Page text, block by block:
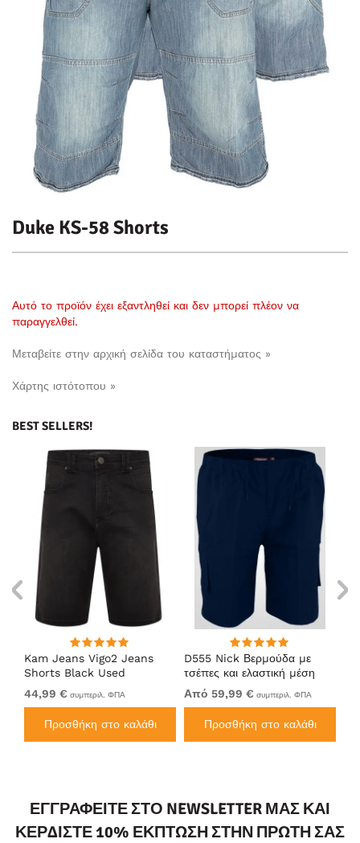
Duke KS-58 Shorts
Αυτό το προϊόν έχει εξαντληθεί και δεν μπορεί πλέον να
παραγγελθεί.
Μεταβείτε στην αρχική σελίδα του καταστήματος »
Χάρτης ιστότοπου »
BEST SELLERS!
Kam Jeans Vigo2 Jeans
Shorts Black Used
44,99 € συμπεριλ. ΦΠΑ
Προσθήκη στο καλάθι
D555 Nick Βερμούδα με
τσέπες και ελαστική μέση
Σκούρο μπλε
Από 59,99 € συμπεριλ. ΦΠΑ
Προσθήκη στο καλάθι
ΕΓΓΡΑΦΕΊΤΕ ΣΤΟ NEWSLETTER ΜΑΣ ΚΑΙ
ΚΕΡΔΊΣΤΕ 10% ΈΚΠΤΩΣΗ ΣΤΗΝ ΠΡΏΤΗ ΣΑΣ